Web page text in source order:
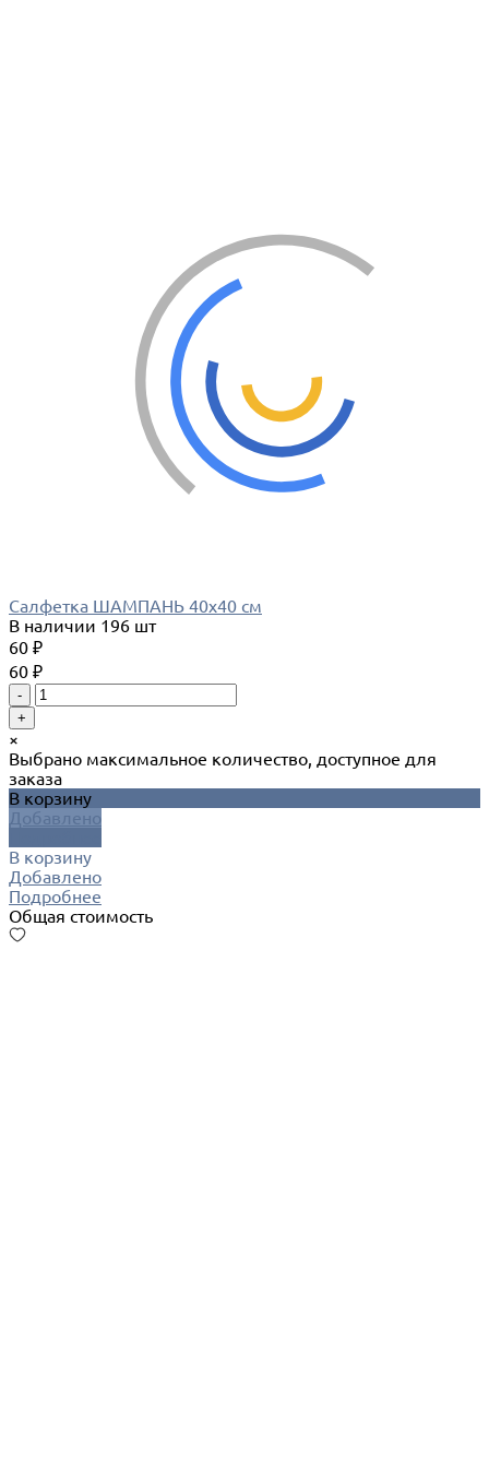
Салфетка ШАМПАНЬ 40х40 см
В наличии 196 шт
60 ₽
60 ₽
-
+
×
Выбрано максимальное количество, доступное для
заказа
В корзину
Добавлено
В корзину
Добавлено
Подробнее
Общая стоимость